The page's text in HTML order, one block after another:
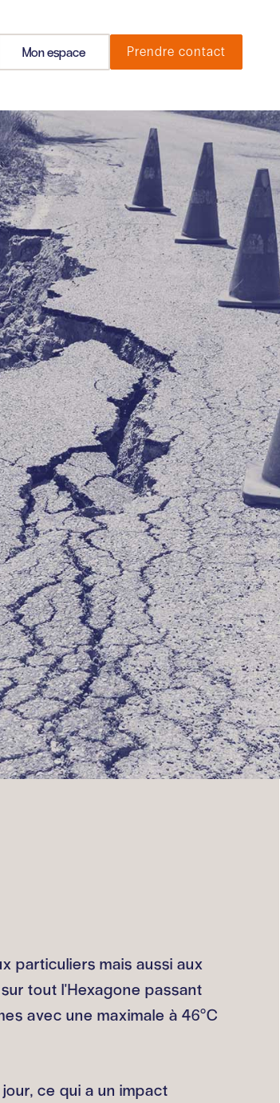
Mon espace Prendre contact
particuliers mais aussi aux
tout l'Hexagone passant
avec une maximale à 46°C
ce qui a un impact